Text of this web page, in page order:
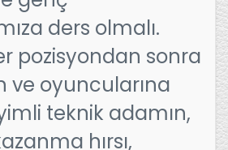
ders olmalı.
pozisyondan sonra
ve oyuncularına
teknik adamın,
hırsı,